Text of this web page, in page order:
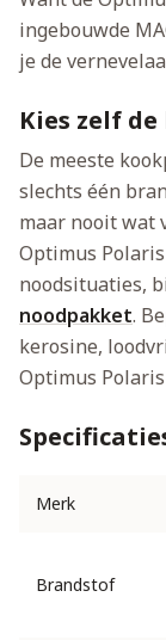
ingebouwde
je de
Kies zelf
De meeste
slechts één
maar nooit wat
Optimus
noodsituaties,
noodpakket.
kerosine,
Optimus
Merk
Brandstof